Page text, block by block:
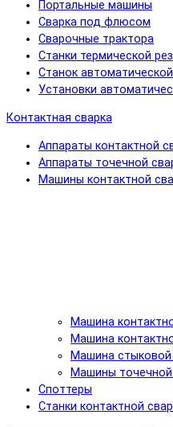
Портальные машины
Сварка под флюсом
Сварочные трактора
Станки термической
Станок
Установки
Контактная сварка
Аппараты контактной
Аппараты точечной
Машины контактной
Машина
Машина
Машина стыковой
Машины точечной
Споттеры
Станки контактной